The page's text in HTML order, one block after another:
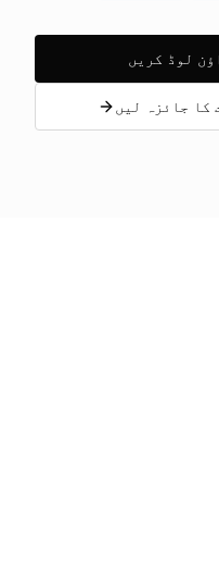
لوڈ کریں
کا جائزہ لیں